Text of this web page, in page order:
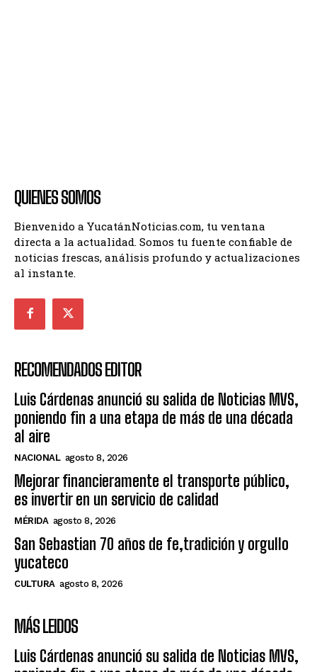
QUIENES SOMOS
Bienvenido a YucatánNoticias.com, tu ventana
directa a la actualidad. Somos tu fuente confiable de
noticias frescas, análisis profundo y actualizaciones
al instante.
RECOMENDADOS EDITOR
Luis Cárdenas anunció su salida de Noticias MVS,
poniendo fin a una etapa de más de una década
al aire
NACIONAL agosto 8, 2026
Mejorar financieramente el transporte público,
es invertir en un servicio de calidad
MÉRIDA agosto 8, 2026
San Sebastian 70 años de fe,tradición y orgullo
yucateco
CULTURA agosto 8, 2026
MÁS LEIDOS
Luis Cárdenas anunció su salida de Noticias MVS,